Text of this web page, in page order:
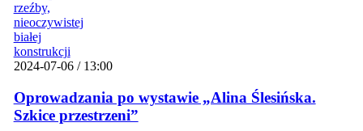
2024-07-06 / 13:00
Oprowadzania po wystawie „Alina Ślesińska.
Szkice przestrzeni”